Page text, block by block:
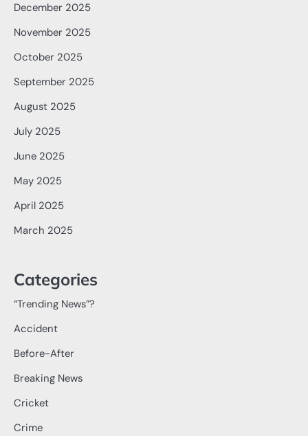
December 2025
November 2025
October 2025
September 2025
August 2025
July 2025
June 2025
May 2025
April 2025
March 2025
Categories
“Trending News”?
Accident
Before-After
Breaking News
Cricket
Crime